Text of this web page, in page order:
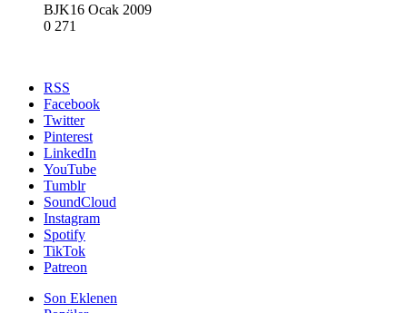
BJK16 Ocak 2009
0 271
RSS
Facebook
Twitter
Pinterest
LinkedIn
YouTube
Tumblr
SoundCloud
Instagram
Spotify
TikTok
Patreon
Son Eklenen